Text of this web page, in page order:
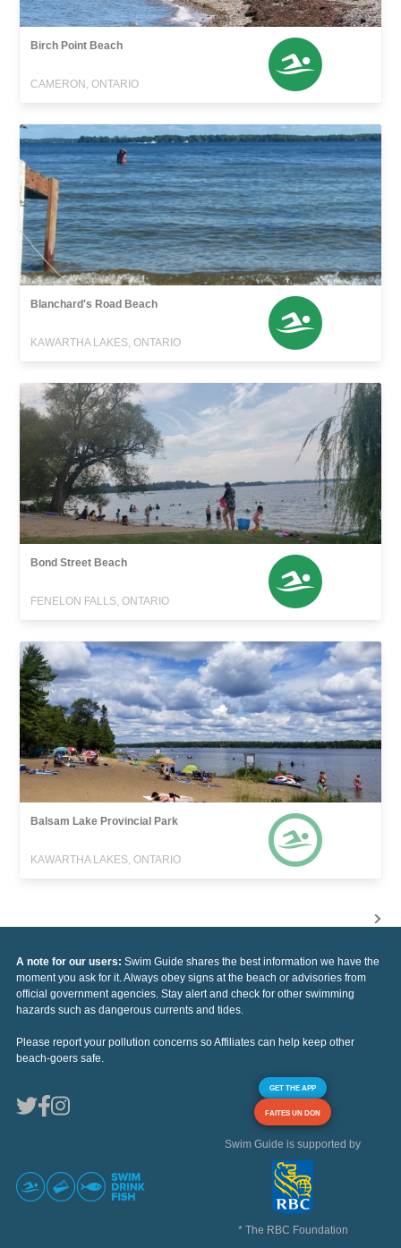
Birch Point Beach
CAMERON, ONTARIO
Blanchard's Road Beach
KAWARTHA LAKES, ONTARIO
Bond Street Beach
FENELON FALLS, ONTARIO
Balsam Lake Provincial Park
KAWARTHA LAKES, ONTARIO
A note for our users: Swim Guide shares the best information we have the
moment you ask for it. Always obey signs at the beach or advisories from
official government agencies. Stay alert and check for other swimming
hazards such as dangerous currents and tides.
Please report your pollution concerns so Affiliates can help keep other
beach-goers safe.
GET THE APP
FAITES UN DON
Swim Guide is supported by
* The RBC Foundation